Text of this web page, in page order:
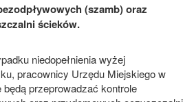
(szamb) oraz
ścieków.
niedopełnienia wyżej
pracownicy Urzędu Miejskiego w
przeprowadzać kontrole